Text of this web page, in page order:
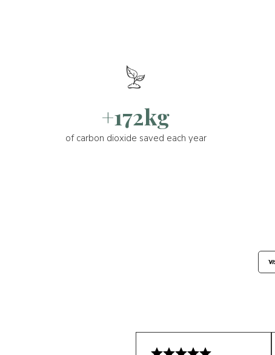
+172kg
of carbon dioxide saved each year